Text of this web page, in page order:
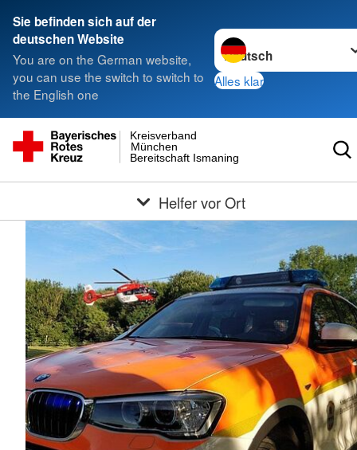
Sie befinden sich auf der
deutschen Website
You are on the German website,
you can use the switch to switch to
the English one
Sprache wechseln zu
Alles klar
Bereitschaft Ismaning
München
Kreisverband
Helfer vor Ort